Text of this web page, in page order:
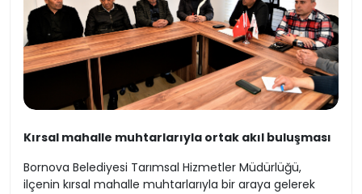
Kırsal mahalle muhtarlarıyla ortak akıl buluşması
Bornova Belediyesi Tarımsal Hizmetler Müdürlüğü,
ilçenin kırsal mahalle muhtarlarıyla bir araya gelerek